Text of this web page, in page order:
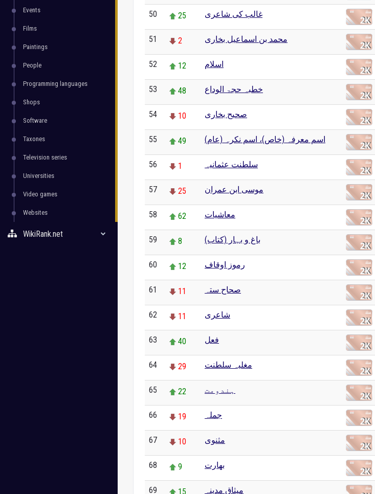
Events
Films
Paintings
People
Programming languages
Shops
Software
Taxones
Television series
Universities
Video games
Websites
WikiRank.net
50 25 غالب کی شاعری
51 2 محمد بن اسماعیل بخاری
52 12 اسلام
53 48 خطبہ حجۃ الوداع
54 10 صحیح بخاری
55 49 اسم معرفہ (خاص)، اسم نکرہ (عام)
56 1 سلطنت عثمانیہ
57 25 موسی ابن عمران
58 62 معاشیات
59 8 باغ و بہار (کتاب)
60 12 رموز اوقاف
61 11 صحاح ستہ
62 11 شاعری
63 40 فعل
64 29 مغلیہ سلطنت
65 22 ہندومت
66 19 جملہ
67 10 مثنوی
68 9 بھارت
69 15 میثاق مدینہ